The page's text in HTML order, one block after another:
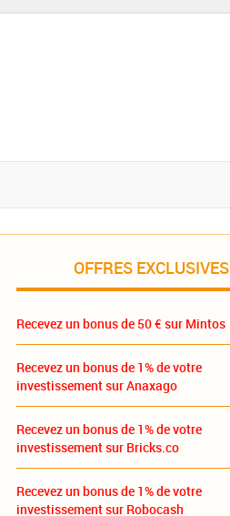
OFFRES EXCLUSIVES
Recevez un bonus de 50 € sur Mintos
Recevez un bonus de 1% de votre
investissement sur Anaxago
Recevez un bonus de 1% de votre
investissement sur Bricks.co
Recevez un bonus de 1% de votre
investissement sur Robocash